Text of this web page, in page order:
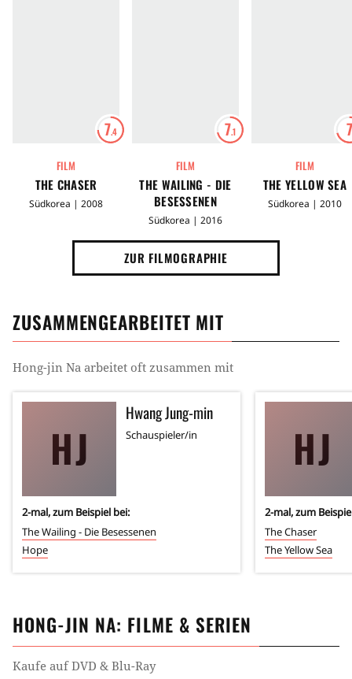
7.4
FILM
THE CHASER
Südkorea | 2008
7.1
FILM
THE WAILING - DIE
BESESSENEN
Südkorea | 2016
7
FILM
THE YELLOW SEA
Südkorea | 2010
ZUR FILMOGRAPHIE
ZUSAMMENGEARBEITET MIT
Hong-jin Na arbeitet oft zusammen mit
HJ
Hwang Jung-min
Schauspieler/in
2-mal, zum Beispiel bei:
The Wailing - Die Besessenen
Hope
HJ
2-mal, zum
The Chaser
The Yellow Sea
HONG-JIN NA: FILME & SERIEN
Kaufe auf DVD & Blu-Ray